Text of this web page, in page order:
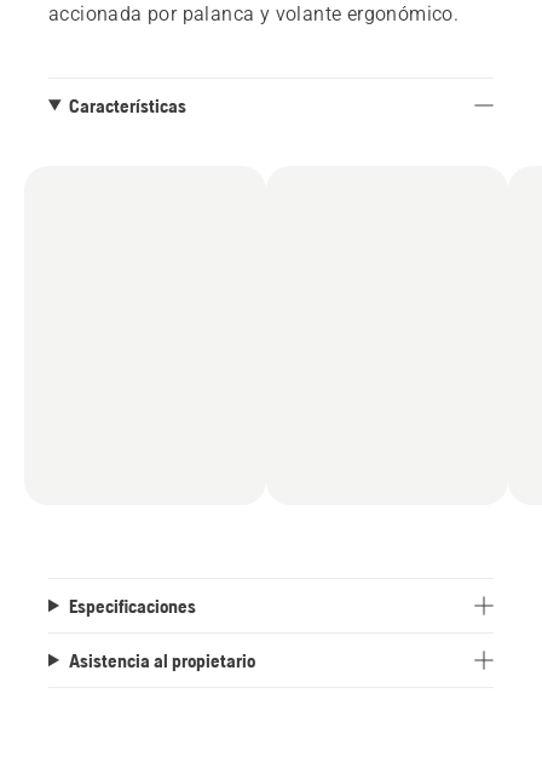
accionada por palanca y volante ergonómico.
Características
Especificaciones
Asistencia al propietario